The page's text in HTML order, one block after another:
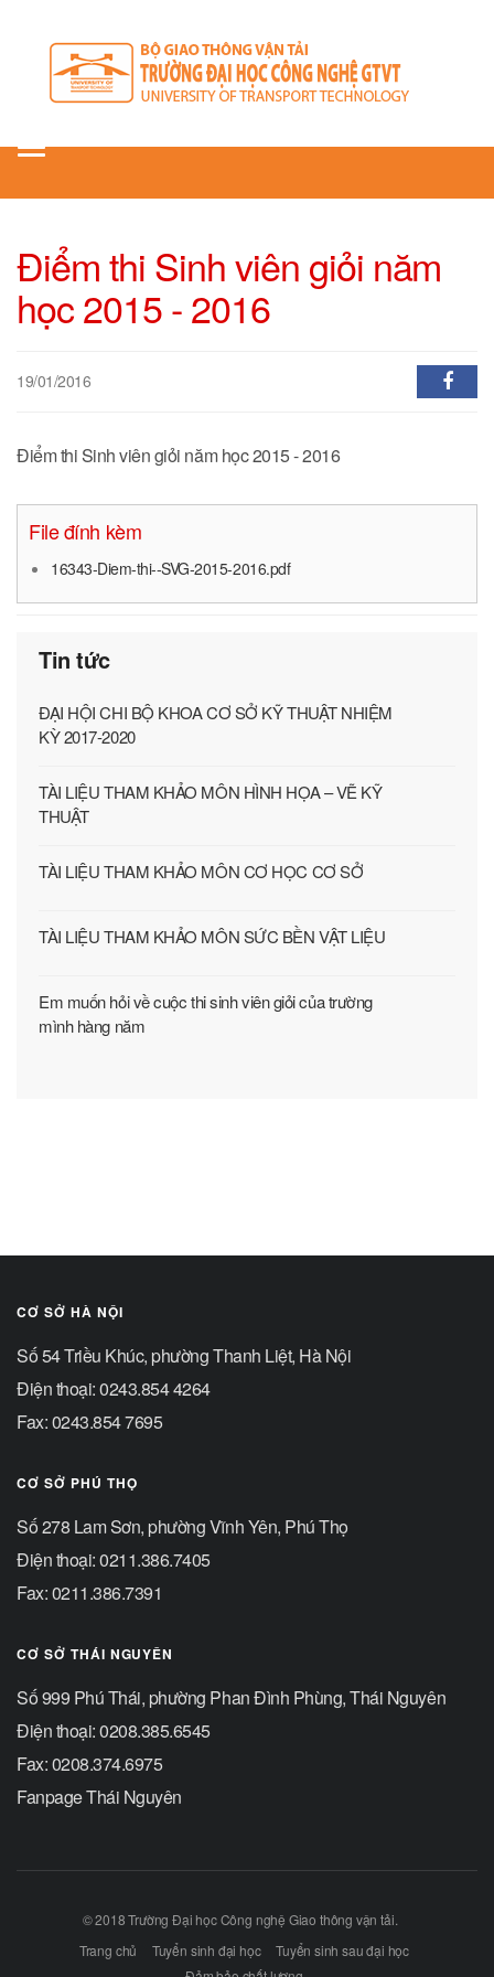
Toggle
Điểm thi Sinh viên giỏi năm
học 2015 - 2016
19/01/2016
Điểm thi Sinh viên giỏi năm học 2015 - 2016
File đính kèm
16343-Diem-thi--SVG-2015-2016.pdf
Tin tức
ĐẠI HỘI CHI BỘ KHOA CƠ SỞ KỸ THUẬT NHIỆM
KỲ 2017-2020
TÀI LIỆU THAM KHẢO MÔN HÌNH HỌA – VẼ KỸ
THUẬT
TÀI LIỆU THAM KHẢO MÔN CƠ HỌC CƠ SỞ
TÀI LIỆU THAM KHẢO MÔN SỨC BỀN VẬT LIỆU
Em muốn hỏi về cuộc thi sinh viên giỏi của trường
mình hàng năm
CƠ SỞ HÀ NỘI
Số 54 Triều Khúc, phường Thanh Liệt, Hà Nội
Điện thoại: 0243.854 4264
Fax: 0243.854 7695
CƠ SỞ PHÚ THỌ
Số 278 Lam Sơn, phường Vĩnh Yên, Phú Thọ
Điện thoại: 0211.386.7405
Fax: 0211.386.7391
CƠ SỞ THÁI NGUYÊN
Số 999 Phú Thái, phường Phan Đình Phùng, Thái Nguyên
Điện thoại: 0208.385.6545
Fax: 0208.374.6975
Fanpage Thái Nguyên
© 2018 Trường Đại học Công nghệ Giao thông vận tải.
Trang chủ
Tuyển sinh đại học
Tuyển sinh sau đại học